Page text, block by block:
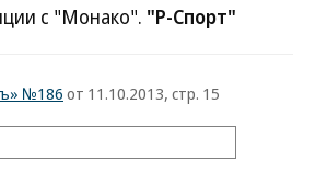
с "Монако". "Р-Спорт"
№186 от 11.10.2013, стр. 15